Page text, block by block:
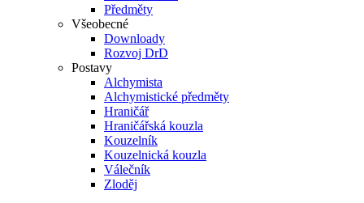
Předměty
Všeobecné
Downloady
Rozvoj DrD
Postavy
Alchymista
Alchymistické předměty
Hraničář
Hraničářská kouzla
Kouzelník
Kouzelnická kouzla
Válečník
Zloděj